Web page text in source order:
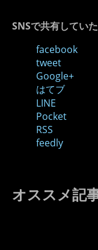
SNSで共有してい
facebook
tweet
Google+
はてブ
LINE
Pocket
RSS
feedly
オススメ記